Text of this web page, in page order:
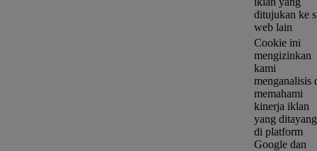
ditujukan ke
web lain
Cookie ini
mengizinkan
kami
menganalisis
memahami
kinerja iklan
yang
di platform
Google dan